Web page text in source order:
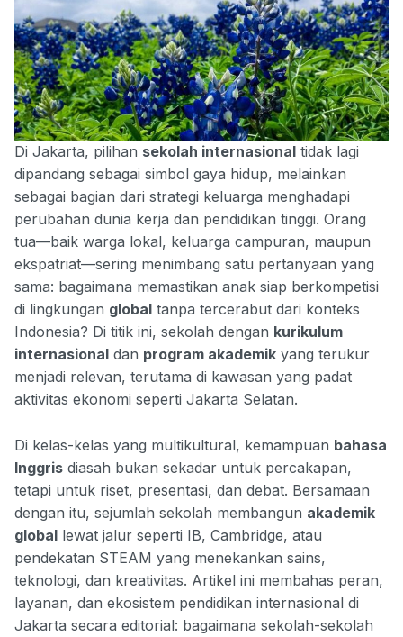
Di Jakarta, pilihan sekolah internasional tidak lagi
dipandang sebagai simbol gaya hidup, melainkan
sebagai bagian dari strategi keluarga menghadapi
perubahan dunia kerja dan pendidikan tinggi. Orang
tua—baik warga lokal, keluarga campuran, maupun
ekspatriat—sering menimbang satu pertanyaan yang
sama: bagaimana memastikan anak siap berkompetisi
di lingkungan global tanpa tercerabut dari konteks
Indonesia? Di titik ini, sekolah dengan kurikulum
internasional dan program akademik yang terukur
menjadi relevan, terutama di kawasan yang padat
aktivitas ekonomi seperti Jakarta Selatan.
Di kelas-kelas yang multikultural, kemampuan bahasa
Inggris diasah bukan sekadar untuk percakapan,
tetapi untuk riset, presentasi, dan debat. Bersamaan
dengan itu, sejumlah sekolah membangun akademik
global lewat jalur seperti IB, Cambridge, atau
pendekatan STEAM yang menekankan sains,
teknologi, dan kreativitas. Artikel ini membahas peran,
layanan, dan ekosistem pendidikan internasional di
Jakarta secara editorial: bagaimana sekolah-sekolah